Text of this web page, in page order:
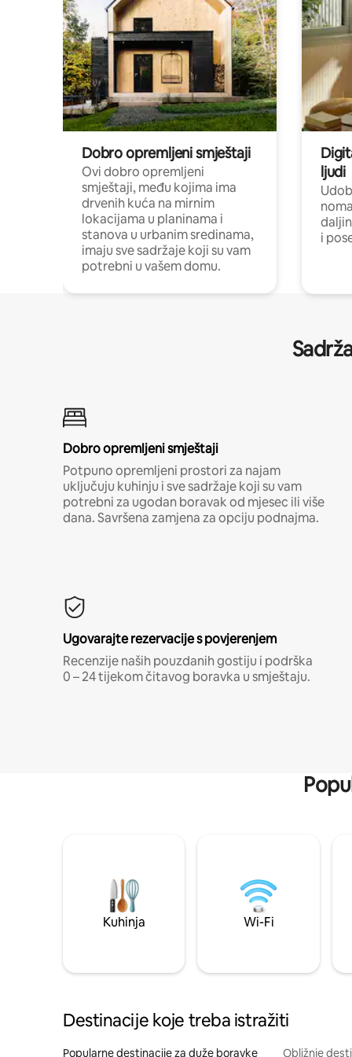
Dobro opremljeni smještaji
Ovi dobro opremljeni
smještaji, među kojima ima
drvenih kuća na mirnim
lokacijama u planinama i
stanova u urbanim sredinama,
imaju sve sadržaje koji su vam
potrebni u vašem domu.
ljudi
i
Dobro opremljeni smještaji
Potpuno opremljeni prostori za najam
uključuju kuhinju i sve sadržaje koji su vam
potrebni za ugodan boravak od mjesec ili više
dana. Savršena zamjena za opciju podnajma.
Ugovarajte rezervacije s povjerenjem
Recenzije naših pouzdanih gostiju i podrška
0 – 24 tijekom čitavog boravka u smještaju.
Kuhinja Wi-Fi
Destinacije koje treba istražiti
Popularne destinacije za duže boravke Obližnje